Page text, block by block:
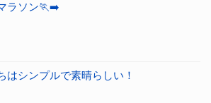
ラソン🏃‍➡️
はシンプルで素晴らしい！